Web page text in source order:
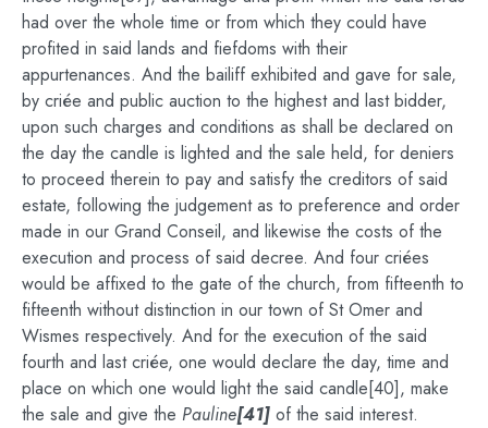
had over the whole time or from which they could have
profited in said lands and fiefdoms with their
appurtenances. And the bailiff exhibited and gave for sale,
by criée and public auction to the highest and last bidder,
upon such charges and conditions as shall be declared on
the day the candle is lighted and the sale held, for deniers
to proceed therein to pay and satisfy the creditors of said
estate, following the judgement as to preference and order
made in our Grand Conseil, and likewise the costs of the
execution and process of said decree. And four criées
would be affixed to the gate of the church, from fifteenth to
fifteenth without distinction in our town of St Omer and
Wismes respectively. And for the execution of the said
fourth and last criée, one would declare the day, time and
place on which one would light the said candle[40], make
the sale and give the Pauline[41] of the said interest.